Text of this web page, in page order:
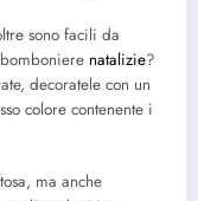
sono facili da
natalizie?
decoratele con un
colore contenente i
ma anche